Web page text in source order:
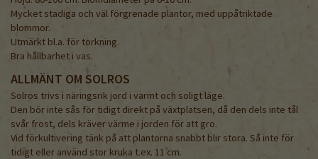
Mycket stadiga och väl förgrenade plantor, med uppåtriktade
blommor.
Utmärkt bl.a. för torkning.
Bra hållbarhet i vas.
ALLMÄNT OM SOLROS
Solros trivs i näringsrik jord i varmt och soligt läge.
Den bör inte sås för tidigt direkt på växtplatsen, då den dels inte tål
svår frost, dels kräver värme i jorden för att gro.
Vid förkultivering tänk på att plantorna snabbt blir stora. Så inte för
tidigt eller använd stor kruka t.ex. 11 cm.